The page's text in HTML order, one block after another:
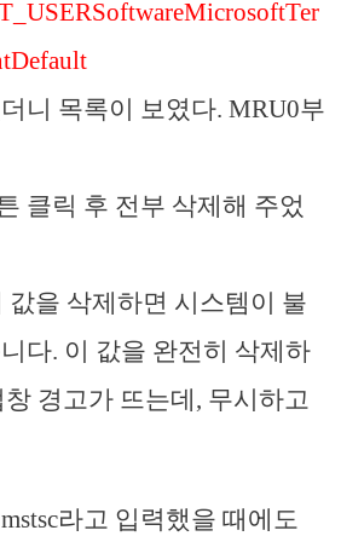
니 목록이 보였다. MRU0부
클릭 후 전부 삭제해 주었
값을 삭제하면 시스템이 불
다. 이 값을 완전히 삭제하
경고가 뜨는데, 무시하고
라고 입력했을 때에도